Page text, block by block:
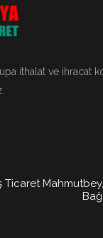
ithalat ve ihracat
Ticaret